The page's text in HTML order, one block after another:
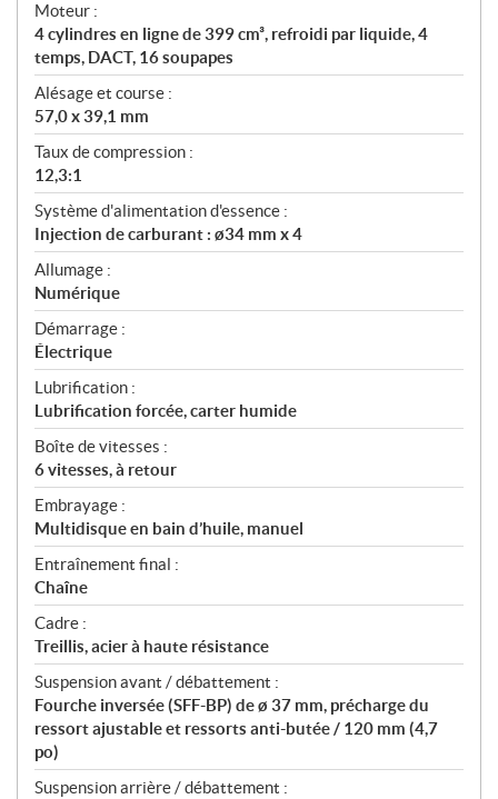
Moteur :
4 cylindres en ligne de 399 cm³, refroidi par liquide, 4
temps, DACT, 16 soupapes
Alésage et course :
57,0 x 39,1 mm
Taux de compression :
12,3:1
Système d'alimentation d'essence :
Injection de carburant : ø34 mm x 4
Allumage :
Numérique
Démarrage :
Électrique
Lubrification :
Lubrification forcée, carter humide
Boîte de vitesses :
6 vitesses, à retour
Embrayage :
Multidisque en bain d’huile, manuel
Entraînement final :
Chaîne
Cadre :
Treillis, acier à haute résistance
Suspension avant / débattement :
Fourche inversée (SFF-BP) de ø 37 mm, précharge du
ressort ajustable et ressorts anti-butée / 120 mm (4,7
po)
Suspension arrière / débattement :